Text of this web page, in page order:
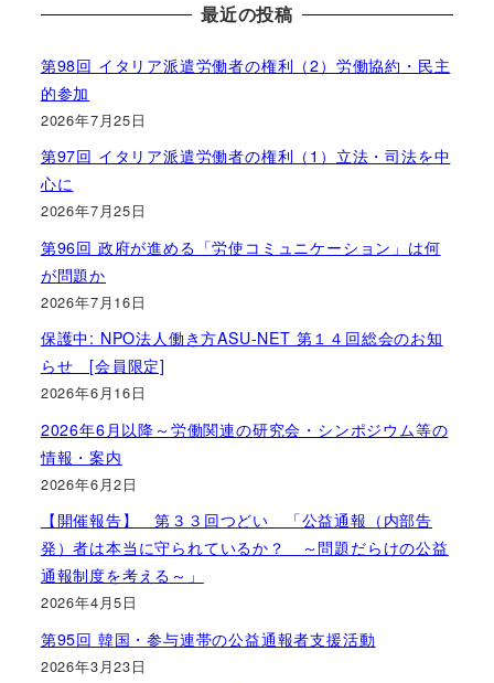
最近の投稿
第98回 イタリア派遣労働者の権利（2）労働協約・民主
的参加
2026年7月25日
第97回 イタリア派遣労働者の権利（1）立法・司法を中
心に
2026年7月25日
第96回 政府が進める「労使コミュニケーション」は何
が問題か
2026年7月16日
保護中: NPO法人働き方ASU-NET 第１４回総会のお知
らせ [会員限定]
2026年6月16日
2026年6月以降～労働関連の研究会・シンポジウム等の
情報・案内
2026年6月2日
【開催報告】 第３３回つどい 「公益通報（内部告
発）者は本当に守られているか？ ～問題だらけの公益
通報制度を考える～」
2026年4月5日
第95回 韓国・参与連帯の公益通報者支援活動
2026年3月23日